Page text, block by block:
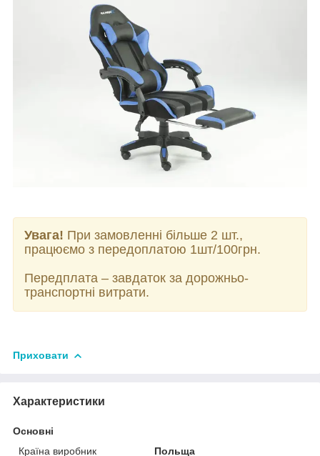
Увага! При замовленні більше 2 шт.,
працюємо з передоплатою 1шт/100грн.
Передплата – завдаток за дорожньо-
транспортні витрати.
Приховати
Характеристики
Основні
Країна виробник
Польща